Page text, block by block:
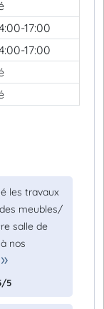
17:00
17:00
les travaux
meubles/
salle de
nos
5